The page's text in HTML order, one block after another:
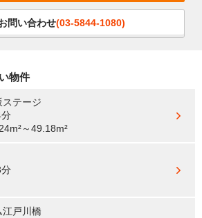
問い合わせ(03-5844-1080)
物件
テージ
～49.18m²
戸川橋